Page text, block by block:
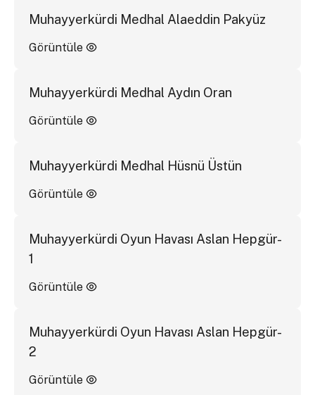
Muhayyerkürdi Medhal Alaeddin Pakyüz
Görüntüle
Muhayyerkürdi Medhal Aydın Oran
Görüntüle
Muhayyerkürdi Medhal Hüsnü Üstün
Görüntüle
Muhayyerkürdi Oyun Havası Aslan Hepgür-
1
Görüntüle
Muhayyerkürdi Oyun Havası Aslan Hepgür-
2
Görüntüle